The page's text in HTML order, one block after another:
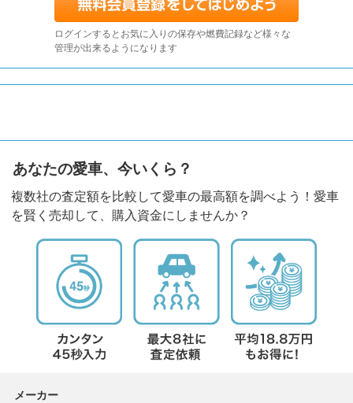
ログインするとお気に入りの保存や燃費記録など様々な
管理が出来るようになります
あなたの愛車、今いくら？
複数社の査定額を比較して愛車の最高額を調べよう！愛車
を賢く売却して、購入資金にしませんか？
メーカー